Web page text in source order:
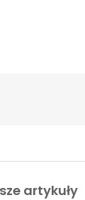
artykuły